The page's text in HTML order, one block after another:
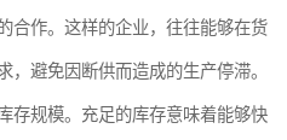
合作。这样的企业，往往能够在货
避免因断供而造成的生产停滞。
存规模。充足的库存意味着能够快